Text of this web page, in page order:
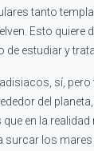
tanto
Esto quiere
estudiar y
sí,
del
en la
los